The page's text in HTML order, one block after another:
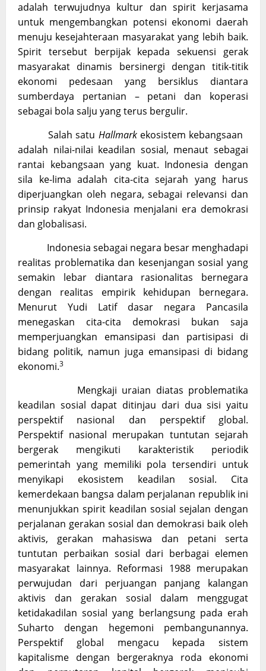
adalah terwujudnya kultur dan spirit kerjasama
untuk mengembangkan potensi ekonomi daerah
menuju kesejahteraan masyarakat yang lebih baik.
Spirit tersebut berpijak kepada sekuensi gerak
masyarakat dinamis bersinergi dengan titik-titik
ekonomi pedesaan yang bersiklus diantara
sumberdaya pertanian – petani dan koperasi
sebagai bola salju yang terus bergulir.
Salah satu Hallmarkekosistem kebangsaan
adalah nilai-nilai keadilan sosial, menaut sebagai
rantai kebangsaan yang kuat. Indonesia dengan
sila ke-lima adalah cita-cita sejarah yang harus
diperjuangkan oleh negara, sebagai relevansi dan
prinsip rakyat Indonesia menjalani era demokrasi
dan globalisasi.
Indonesia sebagai negara besar menghadapi
realitas problematika dan kesenjangan sosial yang
semakin lebar diantara rasionalitas bernegara
dengan realitas empirik kehidupan bernegara.
Menurut Yudi Latif dasar negara Pancasila
menegaskan cita-cita demokrasi bukan saja
memperjuangkan emansipasi dan partisipasi di
bidang politik, namun juga emansipasi di bidang
ekonomi.3
Mengkaji uraian diatas problematika
keadilan sosial dapat ditinjau dari dua sisi yaitu
perspektif nasional dan perspektif global.
Perspektif nasional merupakan tuntutan sejarah
bergerak mengikuti karakteristik periodik
pemerintah yang memiliki pola tersendiri untuk
menyikapi ekosistem keadilan sosial. Cita
kemerdekaan bangsa dalam perjalanan republik ini
menunjukkan spirit keadilan sosial sejalan dengan
perjalanan gerakan sosial dan demokrasi baik oleh
aktivis, gerakan mahasiswa dan petani serta
tuntutan perbaikan sosial dari berbagai elemen
masyarakat lainnya. Reformasi 1988 merupakan
perwujudan dari perjuangan panjang kalangan
aktivis dan gerakan sosial dalam menggugat
ketidakadilan sosial yang berlangsung pada erah
Suharto dengan hegemoni pembangunannya.
Perspektif global mengacu kepada sistem
kapitalisme dengan bergeraknya roda ekonomi